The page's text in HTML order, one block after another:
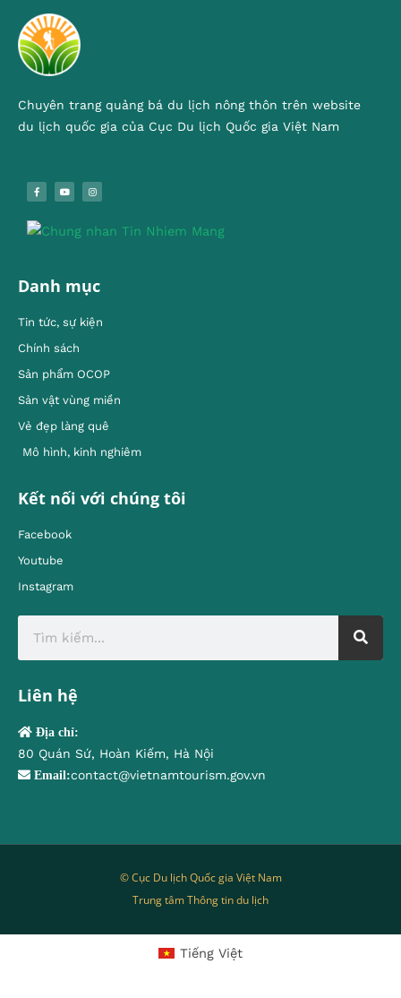
Chuyên trang quảng bá du lịch nông thôn trên website
du lịch quốc gia của Cục Du lịch Quốc gia Việt Nam
Danh mục
Tin tức, sự kiện
Chính sách
Sản phẩm OCOP
Sản vật vùng miền
Vẻ đẹp làng quê
Mô hình, kinh nghiêm
Kết nối với chúng tôi
Facebook
Youtube
Instagram
Liên hệ
Địa chỉ:
80 Quán Sứ, Hoàn Kiếm, Hà Nội
Email:contact@vietnamtourism.gov.vn
© Cục Du lịch Quốc gia Việt Nam
Trung tâm Thông tin du lịch
Tiếng Việt